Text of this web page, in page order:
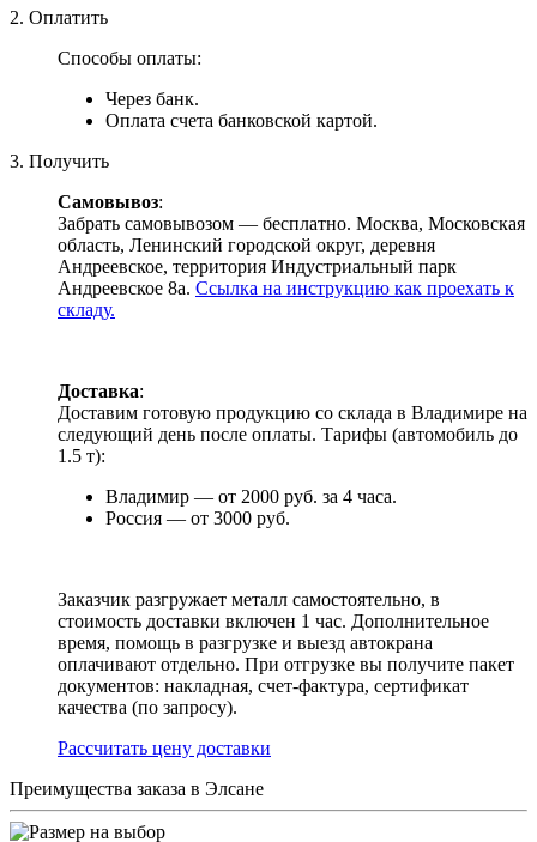
2. Оплатить
Способы оплаты:
Через банк.
Оплата счета банковской картой.
3. Получить
Самовывоз:
Забрать самовывозом — бесплатно. Москва, Московская
область, Ленинский городской округ, деревня
Андреевское, территория Индустриальный парк
Андреевское 8а. Ссылка на инструкцию как проехать к
складу.
Доставка:
Доставим готовую продукцию со склада в Владимире на
следующий день после оплаты. Тарифы (автомобиль до
1.5 т):
Владимир — от 2000 руб. за 4 часа.
Россия — от 3000 руб.
Заказчик разгружает металл самостоятельно, в
стоимость доставки включен 1 час. Дополнительное
время, помощь в разгрузке и выезд автокрана
оплачивают отдельно. При отгрузке вы получите пакет
документов: накладная, счет-фактура, сертификат
качества (по запросу).
Раcсчитать цену доставки
Преимущества заказа в Элсане